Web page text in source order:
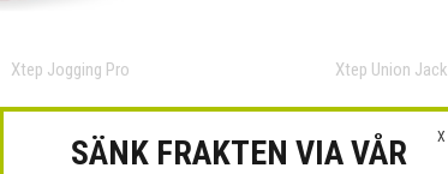
Xtep Jogging Pro Xtep Union Jack
X
SÄNK FRAKTEN VIA VÅR